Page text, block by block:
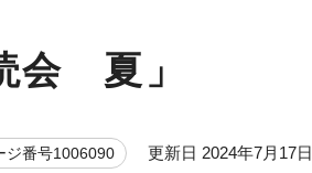
会 夏」
ジ番号1006090 更新日 2024年7月17日